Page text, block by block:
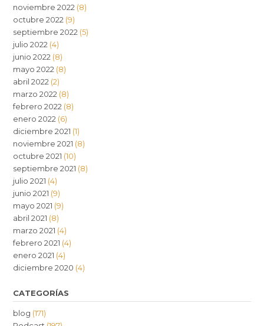
noviembre 2022 (8)
octubre 2022 (9)
septiembre 2022 (5)
julio 2022 (4)
junio 2022 (8)
mayo 2022 (8)
abril 2022 (2)
marzo 2022 (8)
febrero 2022 (8)
enero 2022 (6)
diciembre 2021 (1)
noviembre 2021 (8)
octubre 2021 (10)
septiembre 2021 (8)
julio 2021 (4)
junio 2021 (9)
mayo 2021 (9)
abril 2021 (8)
marzo 2021 (4)
febrero 2021 (4)
enero 2021 (4)
diciembre 2020 (4)
CATEGORÍAS
blog (171)